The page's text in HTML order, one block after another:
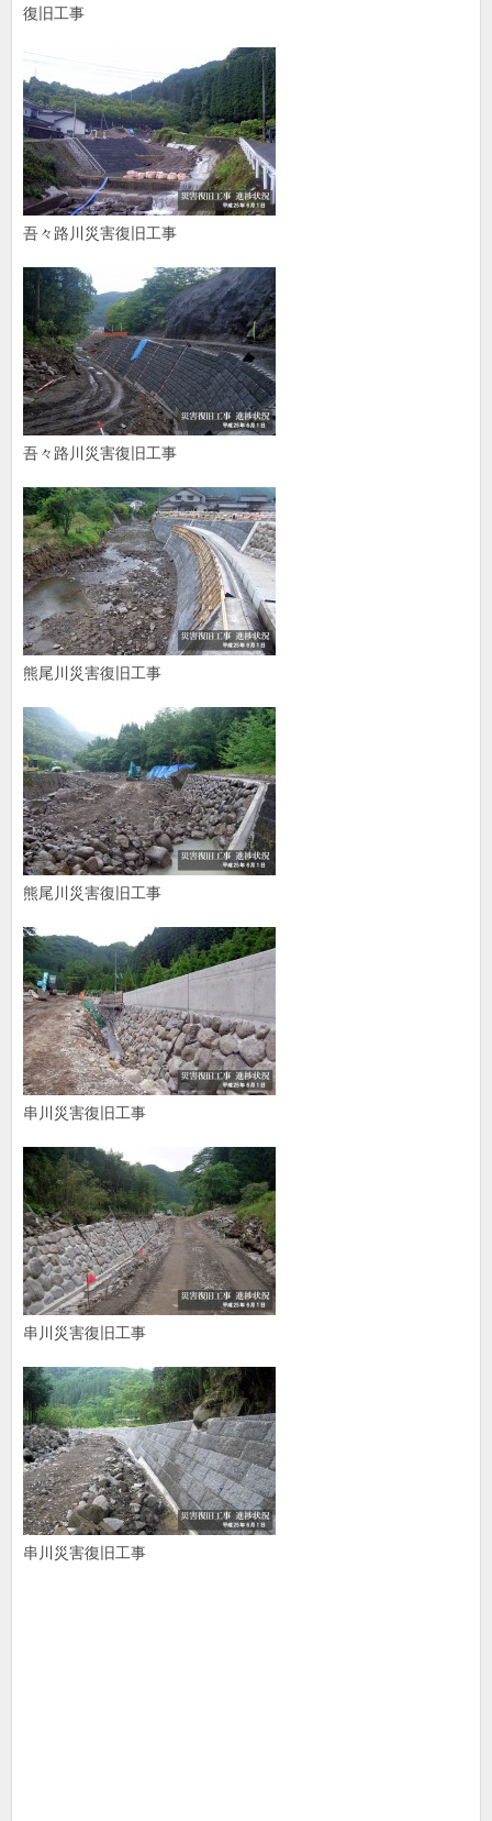
復旧工事
吾々路川災害復旧工事
吾々路川災害復旧工事
熊尾川災害復旧工事
熊尾川災害復旧工事
串川災害復旧工事
串川災害復旧工事
串川災害復旧工事